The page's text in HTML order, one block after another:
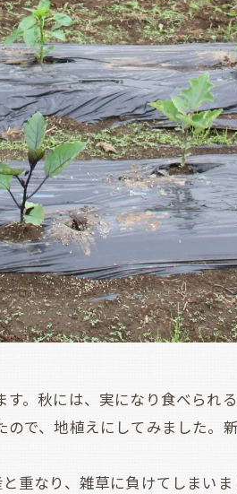
。秋には、実になり食べられ
で、地植えにしてみました。
重なり、雑草に負けてしまい